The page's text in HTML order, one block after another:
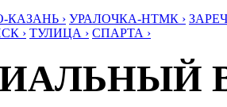
› УРАЛОЧКА-НТМК ›
› ТУЛИЦА › СПАРТА ›